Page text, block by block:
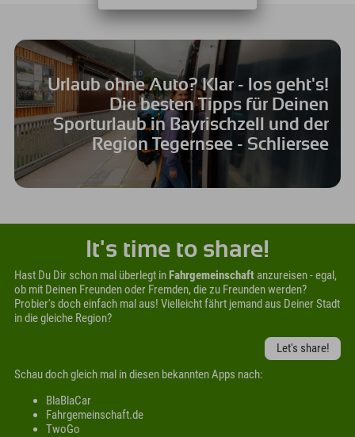
Urlaub ohne Auto? Klar - los geht's!
Die besten Tipps für Deinen
Sporturlaub in Bayrischzell und der
Region Tegernsee - Schliersee
It's time to share!
Hast Du Dir schon mal überlegt inFahrgemeinschaft anzureisen - egal,
ob mit Deinen Freunden oder Fremden, die zu Freunden werden?
Probier's doch einfach mal aus! Vielleicht fährt jemand aus Deiner Stadt
in die gleiche Region?
Let's share!
Schau doch gleich mal in diesen bekannten Apps nach:
BlaBlaCar
Fahrgemeinschaft.de
TwoGo